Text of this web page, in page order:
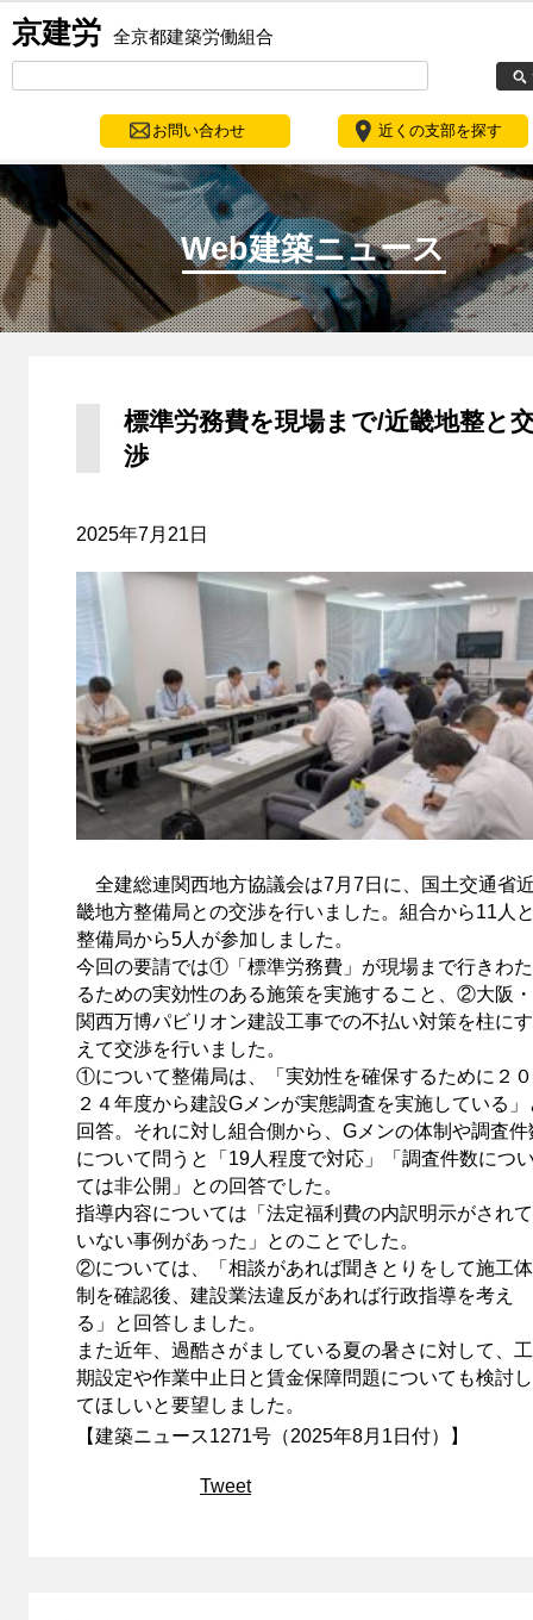
京建労 全京都建築労働組合
お問い合わせ 近くの支部を探す
Web建築ニュース
標準労務費を現場まで/近畿地整と
渉
2025年7月21日
全建総連関西地方協議会は7月7日に、国土交通省
畿地方整備局との交渉を行いました。組合から11人
整備局から5人が参加しました。
今回の要請では①「標準労務費」が現場まで行きわた
るための実効性のある施策を実施すること、②大阪・
関西万博パビリオン建設工事での不払い対策を柱にす
えて交渉を行いました。
①について整備局は、「実効性を確保するために２０
２４年度から建設Gメンが実態調査を実施している」
回答。それに対し組合側から、Gメンの体制や調査件
について問うと「19人程度で対応」「調査件数につ
ては非公開」との回答でした。
指導内容については「法定福利費の内訳明示がされて
いない事例があった」とのことでした。
②については、「相談があれば聞きとりをして施工体
制を確認後、建設業法違反があれば行政指導を考え
る」と回答しました。
また近年、過酷さがましている夏の暑さに対して、工
期設定や作業中止日と賃金保障問題についても検討し
てほしいと要望しました。
【建築ニュース1271号（2025年8月1日付）】
Tweet